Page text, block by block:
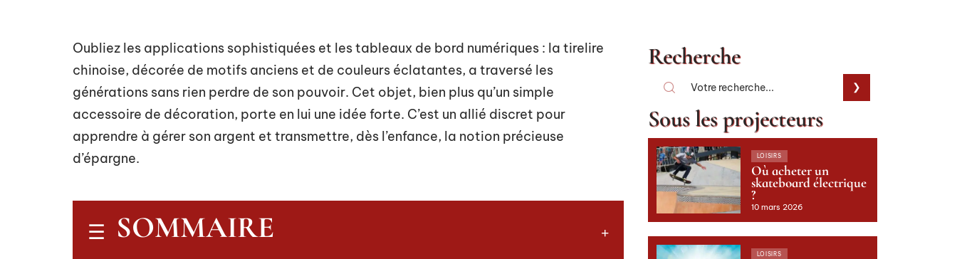
Oubliez les applications sophistiquées et les tableaux de bord numériques : la tirelire
chinoise, décorée de motifs anciens et de couleurs éclatantes, a traversé les
générations sans rien perdre de son pouvoir. Cet objet, bien plus qu’un simple
accessoire de décoration, porte en lui une idée forte. C’est un allié discret pour
apprendre à gérer son argent et transmettre, dès l’enfance, la notion précieuse
d’épargne.
SOMMAIRE
Recherche
Sous les projecteurs
LOISIRS
Où acheter un
skateboard électrique
?
10 mars 2026
LOISIRS